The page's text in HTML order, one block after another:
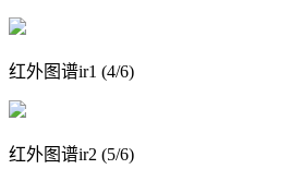
红外图谱ir1 (4/6)
红外图谱ir2 (5/6)